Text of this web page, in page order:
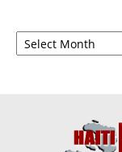
Archives